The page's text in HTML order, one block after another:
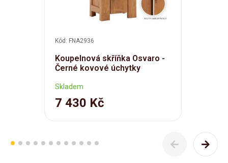
Kód: FNA2936
Koupelnová skříňka Osvaro -
Černé kovové úchytky
Skladem
7 430 Kč